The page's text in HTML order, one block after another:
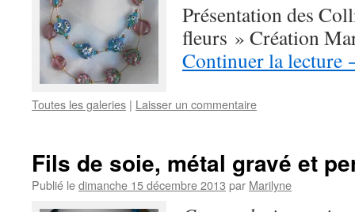
Présentation des
fleurs » Création
Continuer la lecture
Toutes les galeries | Laisser un commentaire
Fils de soie, métal gravé et
Publié ledimanche 15 décembre 2013 par Marilyne